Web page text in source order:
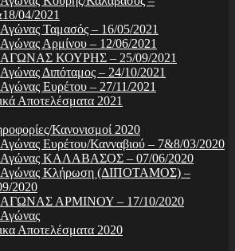
04/2021
Αγώνας Ταμασός – 16/05/2021
Αρμίνου – 12/06/2021
ΑΓΩΝΑΣ ΚΟΥΡΗΣ – 25/09/2021
Διπόταμος – 24/10/2021
Ευρέτου – 27/11/2021
Αποτελέσματα 2021
Κανονισμοί 2020
Αγώνας Ευρέτου/Κανναβιού – 7&8/03/2020
Αγώνας ΚΑΛΑΒΑΣΟΣ – 07/06/2020
Αγώνας Κλήρωση (ΔΙΠΟΤΑΜΟΣ) –
2020
ΑΓΩΝΑΣ ΑΡΜΙΝΟΥ – 17/10/2020
Αγώνας
Αποτελέσματα 2020